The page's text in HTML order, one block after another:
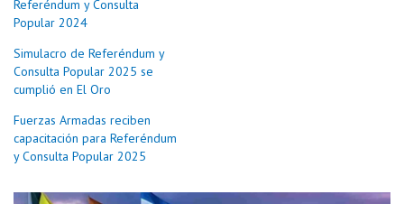
Referéndum y Consulta
Popular 2024
Simulacro de Referéndum y
Consulta Popular 2025 se
cumplió en El Oro
Fuerzas Armadas reciben
capacitación para Referéndum
y Consulta Popular 2025